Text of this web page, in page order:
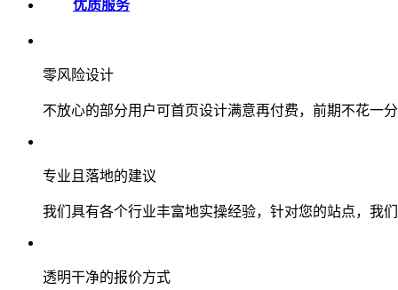
优质服务
零风险设计
不放心的部分用户可首页设计满意再付费，前期不花一
专业且落地的建议
我们具有各个行业丰富地实操经验，针对您的站点，我
透明干净的报价方式